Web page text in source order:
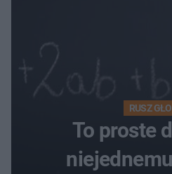
RUSZ
To proste